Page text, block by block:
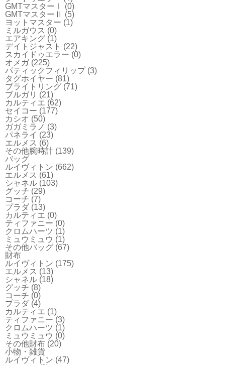
GMTマスターⅠ
(0)
GMTマスターⅡ (5)
ヨットマスター (1)
ミルガウス (0)
エアキング (1)
デイトジャスト (22)
スカイドゥエラー (0)
オメガ(225)
パティックフィリップ(3)
タグホイヤー (81)
ブライトリング (71)
ブルガリ (21)
カルティエ (62)
セイコー (177)
カシオ (50)
ガガミラノ (3)
パネライ (23)
エルメス (6)
その他腕時計 (139)
バッグ
ルイヴィトン (662)
エルメス (61)
シャネル (103)
グッチ (29)
コーチ (7)
プラダ (13)
カルティエ (0)
ティファニー (0)
クロムハーツ (1)
ミュウミュウ (1)
その他バッグ (67)
財布
ルイヴィトン (175)
エルメス (13)
シャネル (18)
グッチ (8)
コーチ (0)
プラダ (4)
カルティエ (1)
ティファニー (3)
クロムハーツ (1)
ミュウミュウ (0)
その他財布 (20)
小物・雑貨
ルイヴィトン (47)